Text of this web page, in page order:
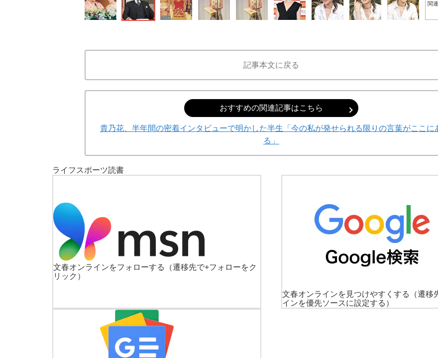
関
記事本文に戻る
おすすめの関連記事はこちら
貴乃花、半年間の密着インタビューで明かした半生「今の私が発せられる限りの言葉がここに
る」
ライフ スポーツ読書
文春オンラインをフォローする
（遷移先で+フォローをク
リック）
文春オンラインを見つけやすくする
（遷移
インを優先ソースに設定する）